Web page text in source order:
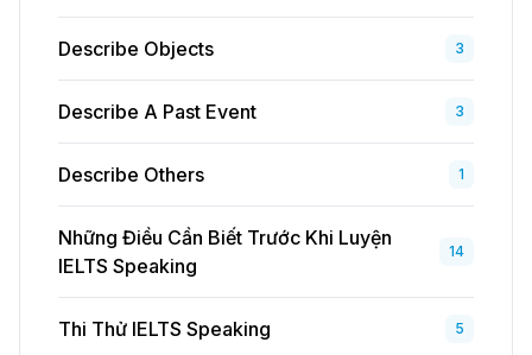
Describe Objects 3
Describe A Past Event 3
Describe Others 1
Những Điều Cần Biết Trước Khi Luyện
IELTS Speaking
14
Thi Thử IELTS Speaking 5